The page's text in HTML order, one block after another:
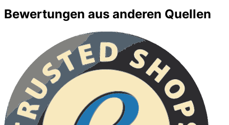
Bewertungen aus anderen Quellen